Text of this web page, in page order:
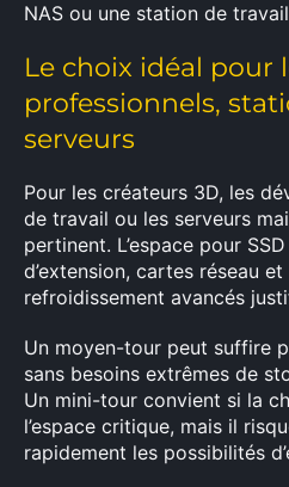
NAS ou une station de
Le choix idéal pour
professionnels,
serveurs
Pour les créateurs 3D, les
de travail ou les serveurs
pertinent. L’espace pour
d’extension, cartes réseau
refroidissement avancés
Un moyen-tour peut suffire
sans besoins extrêmes de
Un mini-tour convient si la
l’espace critique, mais il
rapidement les possibilités